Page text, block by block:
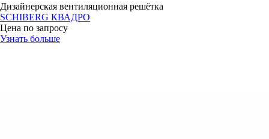
Дизайнерская вентиляционная решётка
SCHIBERG КВАДРО
Цена по запросу
Узнать больше